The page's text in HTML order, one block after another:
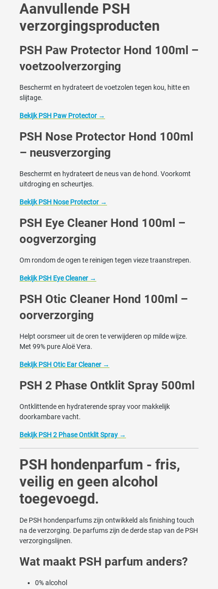
Aanvullende PSH
verzorgingsproducten
PSH Paw Protector Hond 100ml –
voetzoolverzorging
Beschermt en hydrateert de voetzolen tegen kou, hitte en
slijtage.
Bekijk PSH Paw Protector →
PSH Nose Protector Hond 100ml
– neusverzorging
Beschermt en hydrateert de neus van de hond. Voorkomt
uitdroging en scheurtjes.
Bekijk PSH Nose Protector →
PSH Eye Cleaner Hond 100ml –
oogverzorging
Om rondom de ogen te reinigen tegen vieze traanstrepen.
Bekijk PSH Eye Cleaner →
PSH Otic Cleaner Hond 100ml –
oorverzorging
Helpt oorsmeer uit de oren te verwijderen op milde wijze.
Met 99% pure Aloë Vera.
Bekijk PSH Otic Ear Cleaner →
PSH 2 Phase Ontklit Spray 500ml
Ontklittende en hydraterende spray voor makkelijk
doorkambare vacht.
Bekijk PSH 2 Phase Ontklit Spray →
PSH hondenparfum - fris,
veilig en geen alcohol
toegevoegd.
De PSH hondenparfums zijn ontwikkeld als finishing touch
na de verzorging. De parfums zijn de derde stap van de PSH
verzorgingslijnen.
Wat maakt PSH parfum anders?
0% alcohol